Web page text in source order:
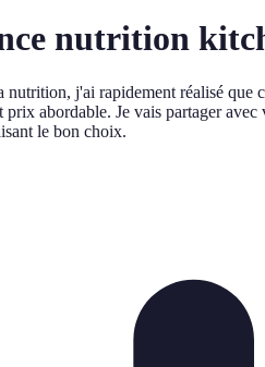
nutrition
nutrition, j'ai rapidement réalisé
abordable. Je vais partager
le bon choix.